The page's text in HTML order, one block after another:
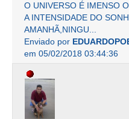
O UNIVERSO É IMENSO
A INTENSIDADE DO
AMANHÃ,NINGU...
Enviado por
em 05/02/2018 03:44:36